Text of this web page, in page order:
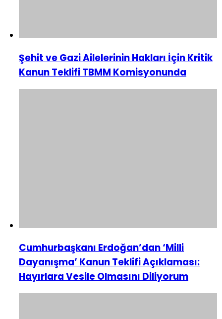
Şehit ve Gazi Ailelerinin Hakları İçin Kritik
Kanun Teklifi TBMM Komisyonunda
Cumhurbaşkanı Erdoğan’dan ‘Milli
Dayanışma’ Kanun Teklifi Açıklaması:
Hayırlara Vesile Olmasını Diliyorum